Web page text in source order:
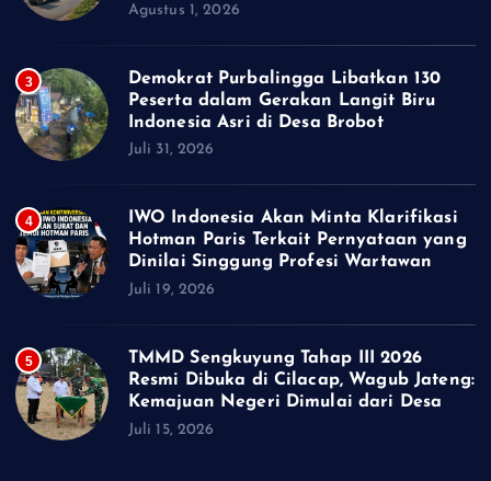
Agustus 1, 2026
3
Demokrat Purbalingga Libatkan 130
Peserta dalam Gerakan Langit Biru
Indonesia Asri di Desa Brobot
Juli 31, 2026
4
IWO Indonesia Akan Minta Klarifikasi
Hotman Paris Terkait Pernyataan yang
Dinilai Singgung Profesi Wartawan
Juli 19, 2026
5
TMMD Sengkuyung Tahap III 2026
Resmi Dibuka di Cilacap, Wagub Jateng:
Kemajuan Negeri Dimulai dari Desa
Juli 15, 2026